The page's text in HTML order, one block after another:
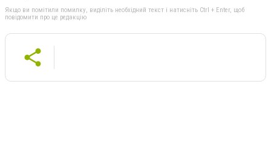
Якщо ви помітили помилку, виділіть необхідний текст і натисніть Ctrl + Enter, щоб
повідомити про це редакцію